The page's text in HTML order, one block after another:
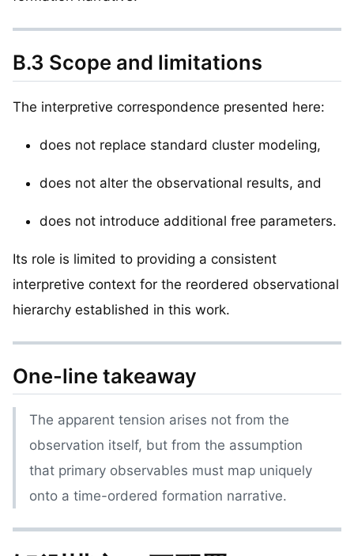
B.3 Scope and limitations
The interpretive correspondence presented here:
does not replace standard cluster modeling,
does not alter the observational results, and
does not introduce additional free parameters.
Its role is limited to providing a consistent
interpretive context for the reordered observational
hierarchy established in this work.
One-line takeaway
The apparent tension arises not from the
observation itself, but from the assumption
that primary observables must map uniquely
onto a time-ordered formation narrative.